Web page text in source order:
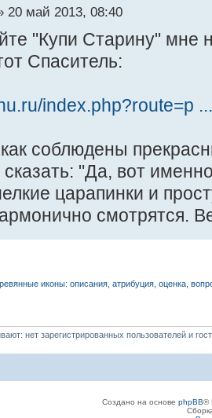
20 май 2013, 08:40
"Купи Старину" мне
Спаситель:
index.php?route=p
соблюдены
"Да, вот
царапинки и
смотрятся.
иконы: описания, атрибуция, оценка,
нет зарегистрированных пользователей и
Создано на основе phpBB®